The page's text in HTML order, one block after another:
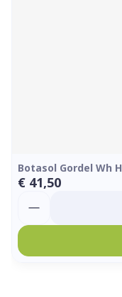
Botasol Gordel Wh
€ 41,50